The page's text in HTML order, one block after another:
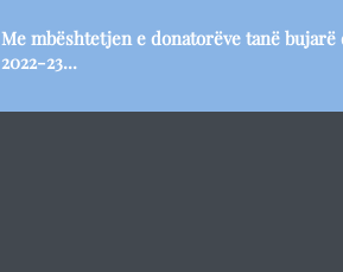
Me mbështetjen e donatorëve tanë
2022-23...